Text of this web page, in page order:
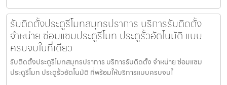
รับติดตั้งประตูรีโมทสมุทรปราการ บริการรับติดตั้ง
จำหน่าย ซ่อมแซมประตูรีโมท ประตูรั้วอัตโนมัติ แบบ
ครบจบในที่เดียว
รับติดตั้งประตูรีโมทสมุทรปราการ บริการรับติดตั้ง จำหน่าย ซ่อมแซม
ประตูรีโมท ประตูรั้วอัตโนมัติ ที่พร้อมให้บริการแบบครบจบใ